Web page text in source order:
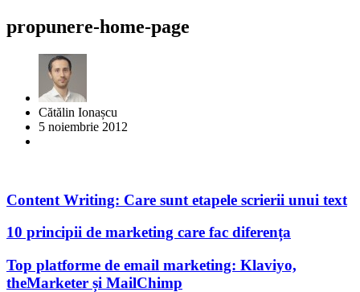
propunere-home-page
Cătălin Ionașcu
5 noiembrie 2012
Content Writing: Care sunt etapele scrierii unui text
10 principii de marketing care fac diferența
Top platforme de email marketing: Klaviyo,
theMarketer și MailChimp